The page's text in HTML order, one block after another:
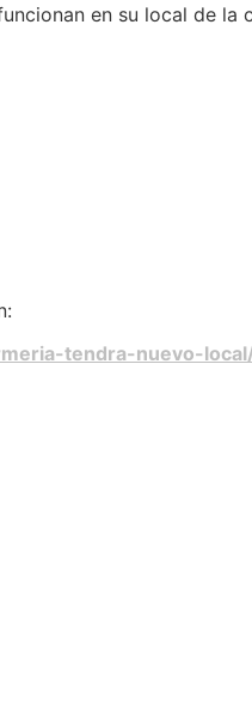
en su local de la
tendra-nuevo-